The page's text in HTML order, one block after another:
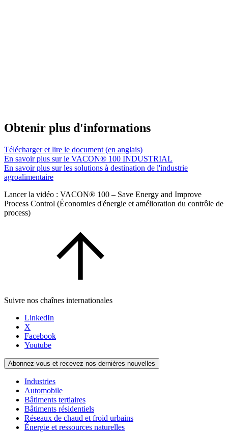
Obtenir plus d'informations
Télécharger et lire le document (en anglais)
En savoir plus sur le VACON® 100 INDUSTRIAL
En savoir plus sur les solutions à destination de l'industrie
agroalimentaire
Lancer la vidéo : VACON® 100 – Save Energy and Improve
Process Control (Économies d'énergie et amélioration du contrôle de
process)
Suivre nos chaînes internationales
LinkedIn
X
Facebook
Youtube
Abonnez-vous et recevez nos dernières nouvelles
Industries
Automobile
Bâtiments tertiaires
Bâtiments résidentiels
Réseaux de chaud et froid urbains
Énergie et ressources naturelles